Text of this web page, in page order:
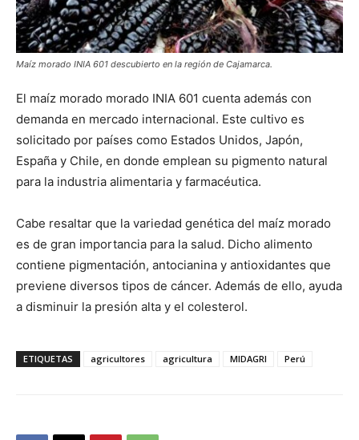
Maíz morado INIA 601 descubierto en la región de Cajamarca.
El maíz morado morado INIA 601 cuenta además con
demanda en mercado internacional. Este cultivo es
solicitado por países como Estados Unidos, Japón,
España y Chile, en donde emplean su pigmento natural
para la industria alimentaria y farmacéutica.
Cabe resaltar que la variedad genética del maíz morado
es de gran importancia para la salud. Dicho alimento
contiene pigmentación, antocianina y antioxidantes que
previene diversos tipos de cáncer. Además de ello, ayuda
a disminuir la presión alta y el colesterol.
ETIQUETAS agricultores agricultura MIDAGRI Perú